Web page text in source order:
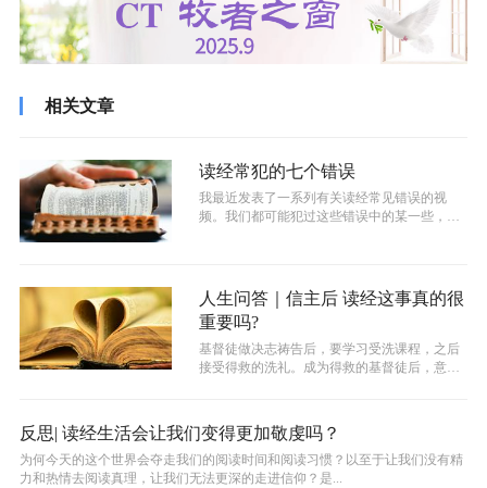
相关文章
读经常犯的七个错误
我最近发表了一系列有关读经常见错误的视
频。我们都可能犯过这些错误中的某一些，或
人生问答｜信主后 读经这事真的很
重要吗?
基督徒做决志祷告后，要学习受洗课程，之后
接受得救的洗礼。成为得救的基督徒后，意味
反思| 读经生活会让我们变得更加敬虔吗？
为何今天的这个世界会夺走我们的阅读时间和阅读习惯？以至于让我们没有精
力和热情去阅读真理，让我们无法更深的走进信仰？是...